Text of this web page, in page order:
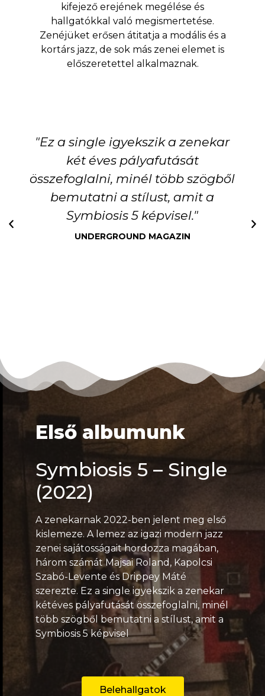
kifejező erejének megélése és
hallgatókkal való megismertetése.
Zenéjüket erősen átitatja a modális és a
kortárs jazz, de sok más zenei elemet is
előszeretettel alkalmaznak.
"Ez a single igyekszik a zenekar
két éves pályafutását
összefoglalni, minél több szögből
bemutatni a stílust, amit a
Symbiosis 5 képvisel."
UNDERGROUND MAGAZIN
Első albumunk
Symbiosis 5 – Single
(2022)
A zenekarnak 2022-ben jelent meg első
kislemeze. A lemez az igazi modern jazz
zenei sajátosságait hordozza magában,
három számát Majsai Roland, Kapolcsi
Szabó-Levente és Drippey Máté
szerezte. Ez a single igyekszik a zenekar
kétéves pályafutását összefoglalni, minél
több szögből bemutatni a stílust, amit a
Symbiosis 5 képvisel
Belehallgatok